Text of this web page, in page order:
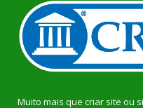
Muito mais que criar site ou